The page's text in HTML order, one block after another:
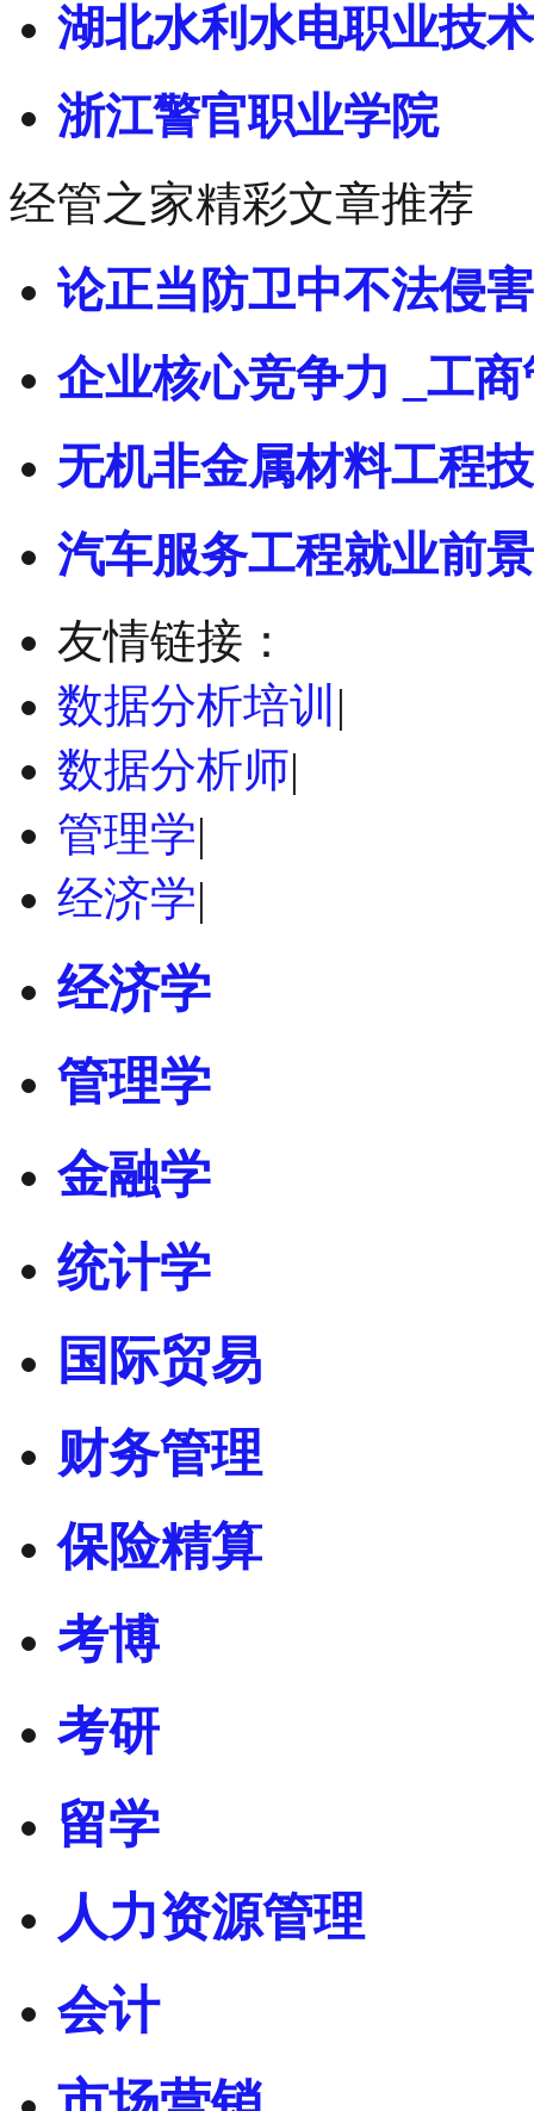
湖北水利水电职业技
浙江警官职业学院
经管之家精彩文章推荐
论正当防卫中不法侵
企业核心竞争力 _工商
无机非金属材料工程
汽车服务工程就业前
友情链接：
数据分析培训 |
数据分析师|
管理学|
经济学|
经济学
管理学
金融学
统计学
国际贸易
财务管理
保险精算
考博
考研
留学
人力资源管理
会计